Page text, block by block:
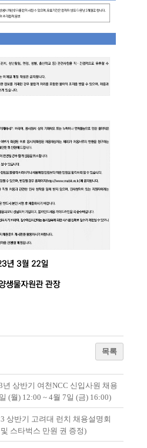
목록
년 상반기 여천NCC 신입사원 채용
(월) 12:00 ~ 4월 7일 (금) 16:00)
상반기 고려대 런치 채용설명회
스타벅스 만원 권 증정)